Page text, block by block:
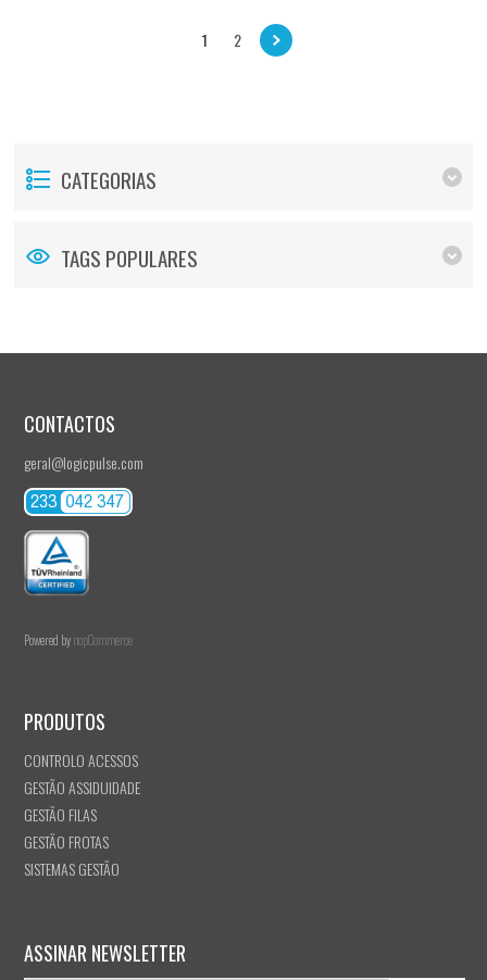
1 2
CATEGORIAS
TAGS POPULARES
CONTACTOS
geral@logicpulse.com
Powered bynopCommerce
PRODUTOS
CONTROLO ACESSOS
GESTÃO ASSIDUIDADE
GESTÃO FILAS
GESTÃO FROTAS
SISTEMAS GESTÃO
ASSINAR NEWSLETTER